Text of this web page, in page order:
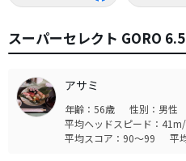
スーパーセレクト GORO
アサミ
年齢：56歳 性別：男性
平均ヘッドスピード：
平均スコア：90～99
平